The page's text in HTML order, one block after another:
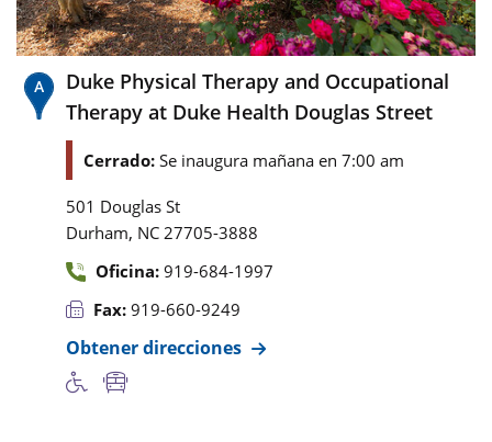
Duke Physical Therapy and Occupational
Therapy at Duke Health Douglas Street
Cerrado: Se inaugura mañana en 7:00 am
501 Douglas St
Durham, NC 27705-3888
Oficina: 919-684-1997
Fax: 919-660-9249
Obtener direcciones